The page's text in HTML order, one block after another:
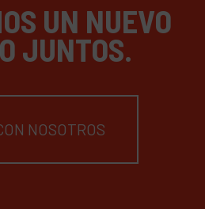
UN NUEVO
JUNTOS.
NOSOTROS